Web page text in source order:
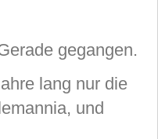
gegangen.
lang nur die
und